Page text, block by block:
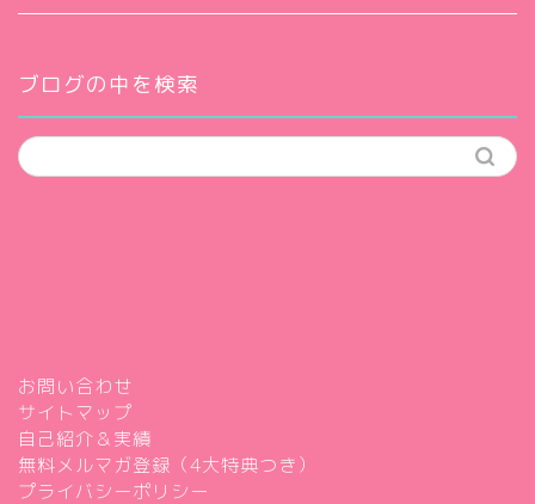
ブログの中を検索
お問い合わせ
サイトマップ
自己紹介＆実績
無料メルマガ登録（4大特典つき）
プライバシーポリシー